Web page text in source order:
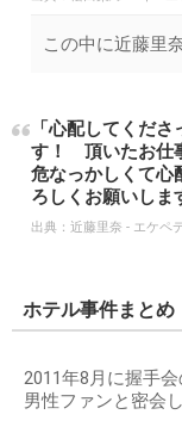
この中に近藤里
「心配してくだ
す！ 頂いたお仕
危なっかしくて心
ろしくお願いしま
出典： 近藤里奈 - エケペ
ホテル事件まとめ
2011年8月に握手
男性ファンと密会